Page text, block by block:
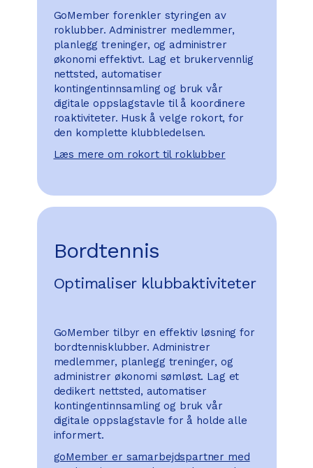
GoMember forenkler styringen av
roklubber. Administrer medlemmer,
planlegg treninger, og administrer
økonomi effektivt. Lag et brukervennlig
nettsted, automatiser
kontingentinnsamling og bruk vår
digitale oppslagstavle til å koordinere
roaktiviteter. Husk å velge rokort, for
den komplette klubbledelsen.
Læs mere om rokort til roklubber
Bordtennis
Optimaliser klubbaktiviteter
GoMember tilbyr en effektiv løsning for
bordtennisklubber. Administrer
medlemmer, planlegg treninger, og
administrer økonomi sømløst. Lag et
dedikert nettsted, automatiser
kontingentinnsamling og bruk vår
digitale oppslagstavle for å holde alle
informert.
goMember er samarbejdspartner med